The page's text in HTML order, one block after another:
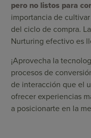
pero no listos para
importancia de
del ciclo de compra.
Nurturing efectivo es
¡Aprovecha la
procesos de
de interacción que el
ofrecer experiencias
a posicionarte en la